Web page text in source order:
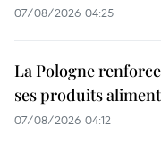
07/08/2026 04:25
La Pologne
ses produits
07/08/2026 04:12